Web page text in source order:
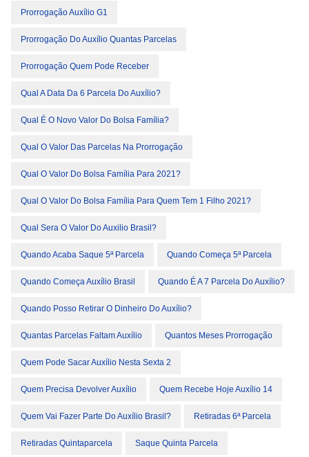
Prorrogação Auxílio G1
Prorrogação Do Auxílio Quantas Parcelas
Prorrogação Quem Pode Receber
Qual A Data Da 6 Parcela Do Auxílio?
Qual É O Novo Valor Do Bolsa Família?
Qual O Valor Das Parcelas Na Prorrogação
Qual O Valor Do Bolsa Família Para 2021?
Qual O Valor Do Bolsa Família Para Quem Tem 1 Filho 2021?
Qual Sera O Valor Do Auxilio Brasil?
Quando Acaba Saque 5ª Parcela Quando Começa 5ª Parcela
Quando Começa Auxílio Brasil Quando É A 7 Parcela Do Auxílio?
Quando Posso Retirar O Dinheiro Do Auxílio?
Quantas Parcelas Faltam Auxílio Quantos Meses Prorrogação
Quem Pode Sacar Auxílio Nesta Sexta 2
Quem Precisa Devolver Auxílio Quem Recebe Hoje Auxílio 14
Quem Vai Fazer Parte Do Auxílio Brasil? Retiradas 6ª Parcela
Retiradas Quintaparcela Saque Quinta Parcela